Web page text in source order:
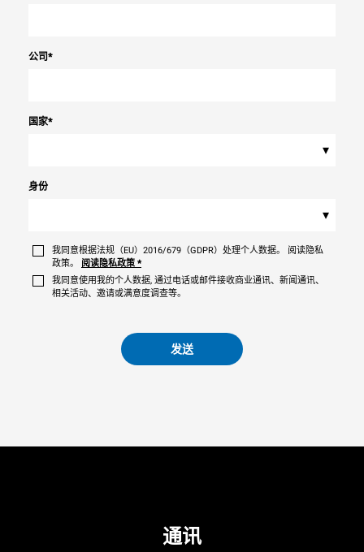
公司*
国家*
▾
身份
▾
我同意根据法规（EU）2016/679（GDPR）处理个人数据。 阅读隐私
政策。
阅读隐私政策 *
我同意使用我的个人数据, 通过电话或邮件接收商业通讯、新闻通讯、
相关活动、邀请或满意度调查等。
发送
通讯